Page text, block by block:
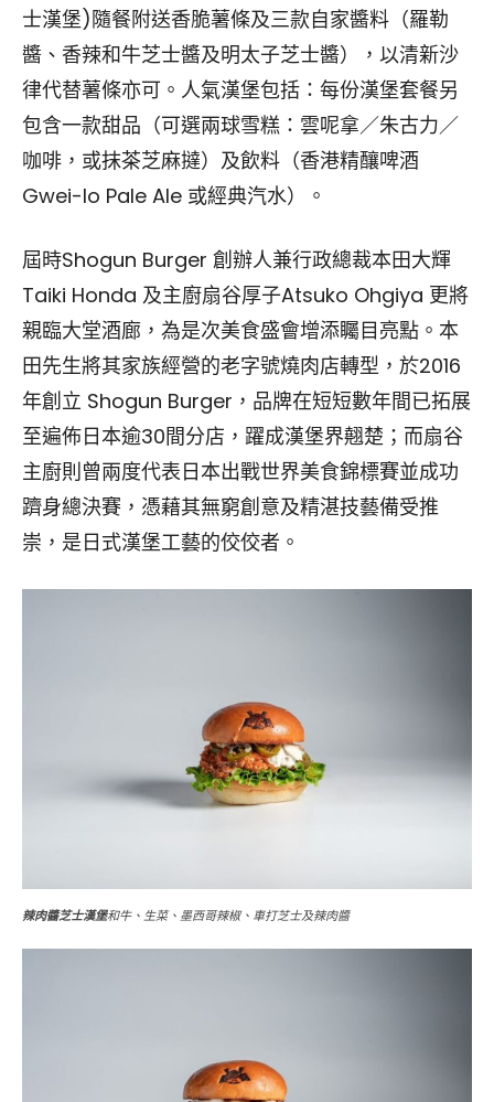
士漢堡)隨餐附送香脆薯條及三款自家醬料（羅勒
醬、香辣和牛芝士醬及明太子芝士醬），以清新沙
律代替薯條亦可。人氣漢堡包括：每份漢堡套餐另
包含一款甜品（可選兩球雪糕：雲呢拿／朱古力／
咖啡，或抹茶芝麻撻）及飲料（香港精釀啤酒
Gwei-lo Pale Ale 或經典汽水）。
屆時Shogun Burger 創辦人兼行政總裁本田大輝
Taiki Honda 及主廚扇谷厚子Atsuko Ohgiya 更將
親臨大堂酒廊，為是次美食盛會增添矚目亮點。本
田先生將其家族經營的老字號燒肉店轉型，於2016
年創立 Shogun Burger，品牌在短短數年間已拓展
至遍佈日本逾30間分店，躍成漢堡界翹楚；而扇谷
主廚則曾兩度代表日本出戰世界美食錦標賽並成功
躋身總決賽，憑藉其無窮創意及精湛技藝備受推
崇，是日式漢堡工藝的佼佼者。
辣肉醬芝士漢堡和牛、生菜、墨西哥辣椒、車打芝士及辣肉醬